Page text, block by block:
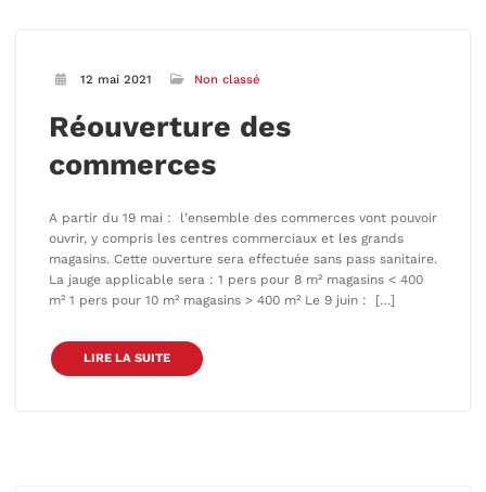
12 mai 2021 Non classé
Réouverture des
commerces
A partir du 19 mai : l’ensemble des commerces vont pouvoir
ouvrir, y compris les centres commerciaux et les grands
magasins. Cette ouverture sera effectuée sans pass sanitaire.
La jauge applicable sera : 1 pers pour 8 m² magasins < 400
m² 1 pers pour 10 m² magasins > 400 m² Le 9 juin : […]
LIRE LA SUITE